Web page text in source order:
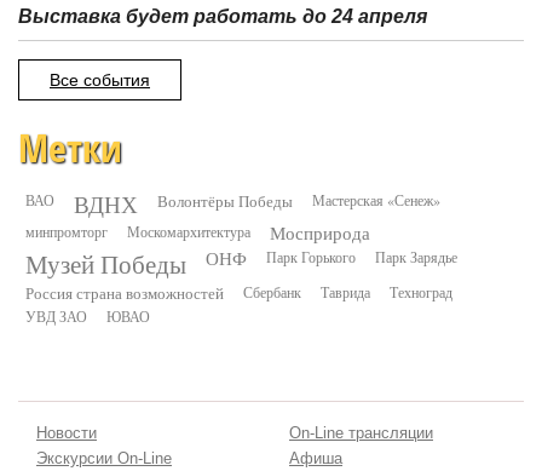
Выставка будет работать до 24 апреля
Все события
Метки
ВАО ВДНХ Волонтёры Победы
Мастерская «Сенеж»
минпромторг
Москомархитектура Мосприрода
Музей Победы ОНФ Парк Горького Парк Зарядье
Россия страна возможностей Сбербанк Таврида
Техноград
УВД ЗАО
ЮВАО
Новости
On-Line трансляции
Экскурсии On-Line
Афиша